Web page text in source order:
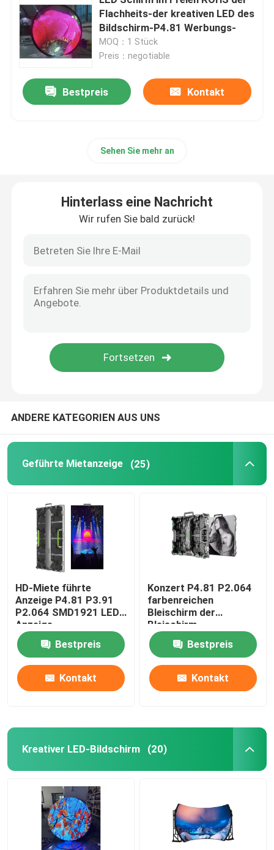
Kreativer LED-Bildschirm
Bildschirm des Stadiums-LED
Gebogener LED-Schirm
LED-Schirm-Bodenfliesen
Schirm des Spiegel-LED
LED-Anzeige des bloßen Auges 3D
Flachheits-der kreativen LED des
Bildschirm-P4.81 Werbungs-
MOQ：1 Stück
Preis：negotiable
Bestpreis Kontakt
Sehen Sie mehr an
Hinterlass eine Nachricht
Wir rufen Sie bald zurück!
ANDERE KATEGORIEN AUS UNS
Geführte Mietanzeige (25)
HD-Miete führte
Anzeige P4.81 P3.91
P2.064 SMD1921 LED-
Anzeige
Bestpreis
Kontakt
Konzert P4.81 P2.064
farbenreichen
Bleischirm der
Bleischirm-
Miete1r1g1b im Freien
Bestpreis
Kontakt
Kreativer LED-Bildschirm (20)